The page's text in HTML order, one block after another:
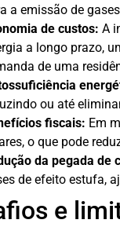
a emissão de
de custos: A
a longo prazo,
de uma
ou até
fiscais: Em
o que pode
da pegada de
de efeito estufa,
e